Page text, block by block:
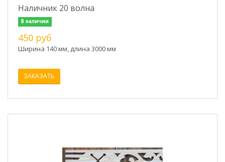
Наличник 20 волна
В наличии
450 руб
Ширина 140 мм, длина 3000 мм
ЗАКАЗАТЬ